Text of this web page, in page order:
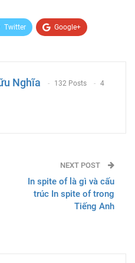
Twitter Google+
Nghĩa 132 Posts 4
NEXT POST
In spite of là gì và cấu
trúc In spite of trong
Tiếng Anh